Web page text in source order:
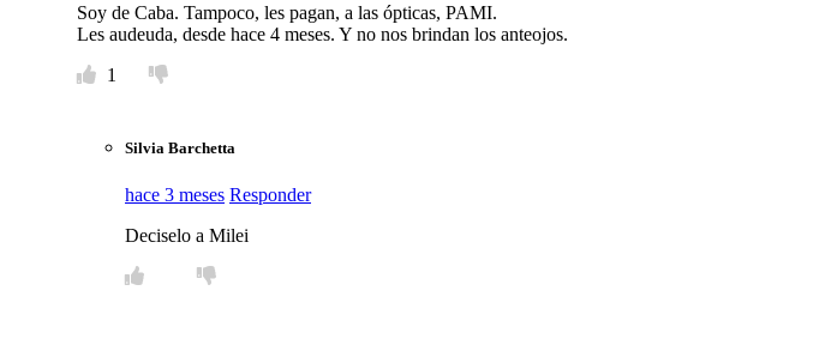
Soy de Caba. Tampoco, les pagan, a las ópticas, PAMI.
Les audeuda, desde hace 4 meses. Y no nos brindan los anteojos.
1
Silvia Barchetta
hace 3 meses Responder
Deciselo a Milei